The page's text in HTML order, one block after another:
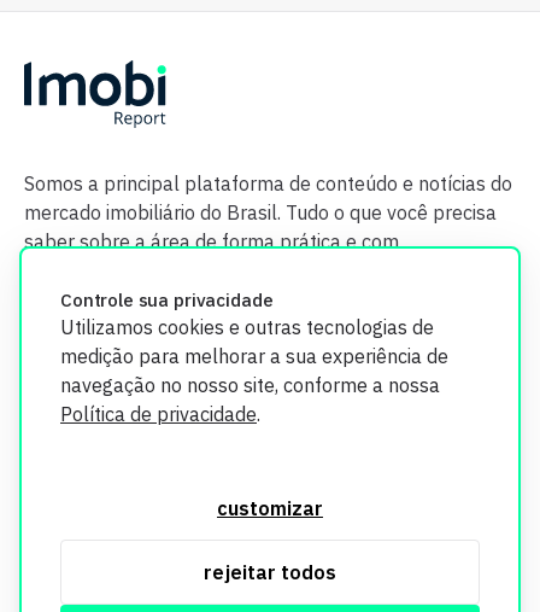
Controle sua privacidade
Utilizamos cookies e outras tecnologias de
medição para melhorar a sua experiência de
navegação no nosso site, conforme a nossa
Política de privacidade.
customizar
rejeitar todos
Somos a principal plataforma de conteúdo e notícias do
mercado imobiliário do Brasil. Tudo o que você precisa
saber sobre a área de forma prática e com
segurança. Todos os dados coletados em nosso site são
utilizados exclusivamente para fins de aprimoramento de
informações, consulte nossa Política de Privacidade.